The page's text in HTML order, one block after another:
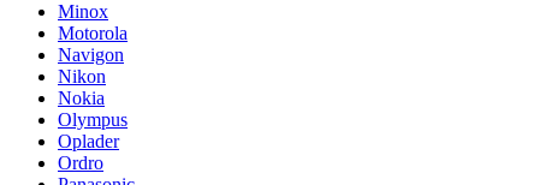
Minox
Motorola
Navigon
Nikon
Nokia
Olympus
Oplader
Ordro